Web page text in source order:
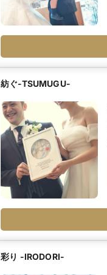
紡ぐ-TSUMUGU-
彩り -IRODORI-